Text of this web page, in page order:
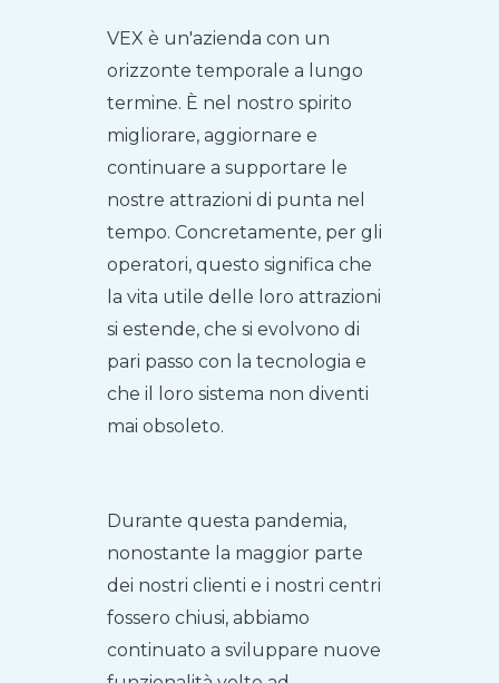
VEX è un'azienda con un
orizzonte temporale a lungo
termine. È nel nostro spirito
migliorare, aggiornare e
continuare a supportare le
nostre attrazioni di punta nel
tempo. Concretamente, per gli
operatori, questo significa che
la vita utile delle loro attrazioni
si estende, che si evolvono di
pari passo con la tecnologia e
che il loro sistema non diventi
mai obsoleto.
Durante questa pandemia,
nonostante la maggior parte
dei nostri clienti e i nostri centri
fossero chiusi, abbiamo
continuato a sviluppare nuove